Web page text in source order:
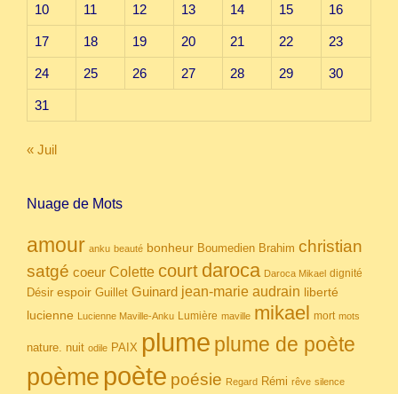
10 11 12 13 14 15 16
17 18 19 20 21 22 23
24 25 26 27 28 29 30
31
« Juil
Nuage de Mots
amour anku beauté bonheur Boumedien Brahim christian
satgé coeur Colette court daroca Daroca Mikael dignité
Désir espoir Guillet Guinard jean-marie audrain liberté
lucienne Lucienne Maville-Anku Lumière maville mikael mort mots
nature. nuit odile PAIX plume plume de poète
poème poète poésie Regard Rémi rêve silence